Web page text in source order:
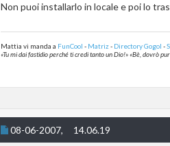
Non puoi installarlo in locale e poi lo
Mattia vi manda a FunCool - Matriz- Directory Gogol -
«Tu mi dai fastidio perché ti credi tanto un Dio!» «Bè, dovrò
08-06-2007, 14.06.19